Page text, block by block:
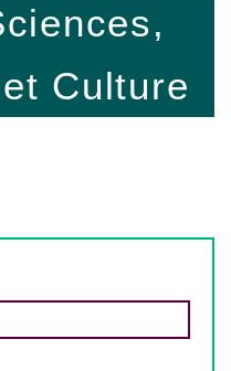
Culture